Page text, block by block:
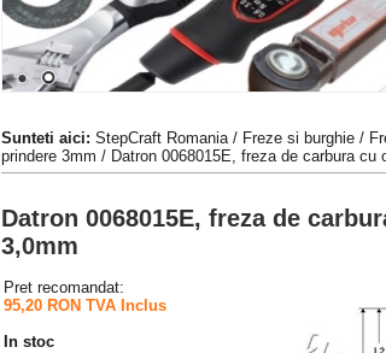
Sunteti aici: StepCraft Romania/ Freze si burghie /
prindere 3mm / Datron 0068015E, freza de carbura cu
Datron 0068015E, freza de
3,0mm
Pret recomandat:
95,20 RON TVA Inclus
In stoc